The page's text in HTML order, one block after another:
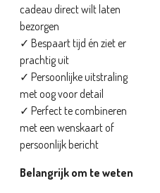
cadeau direct wilt laten
bezorgen
✓ Bespaart tijd én ziet er
prachtig uit
✓ Persoonlijke uitstraling
met oog voor detail
✓ Perfect te combineren
met een wenskaart of
persoonlijk bericht
Belangrijk om te weten